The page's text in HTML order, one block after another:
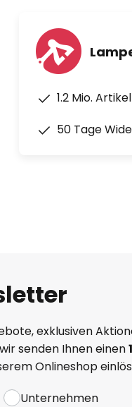
1.2 Mio.
50 Tage
exklusiven
senden Ihnen einen
Onlineshop
Unternehmen